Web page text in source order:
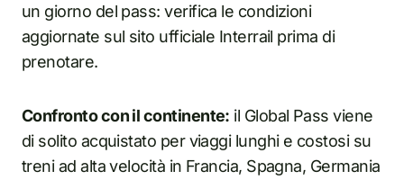
un giorno del pass: verifica le condizioni
aggiornate sul sito ufficiale Interrail prima di
prenotare.
Confronto con il continente: il Global Pass viene
di solito acquistato per viaggi lunghi e costosi su
treni ad alta velocità in Francia, Spagna, Germania